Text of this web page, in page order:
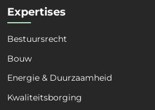
Expertises
Bestuursrecht
Bouw
Energie & Duurzaamheid
Kwaliteitsborging